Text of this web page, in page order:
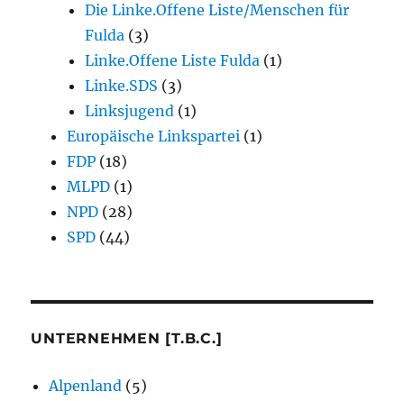
Die Linke.Offene Liste/Menschen für
Fulda (3)
Linke.Offene Liste Fulda (1)
Linke.SDS (3)
Linksjugend (1)
Europäische Linkspartei (1)
FDP (18)
MLPD (1)
NPD (28)
SPD (44)
UNTERNEHMEN [T.B.C.]
Alpenland (5)